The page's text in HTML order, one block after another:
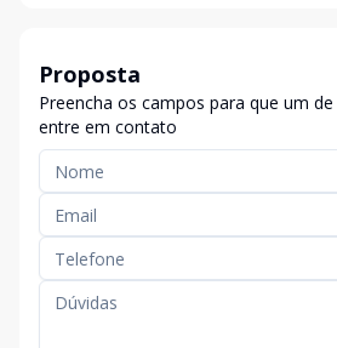
Proposta
Preencha os campos para que um
entre em contato